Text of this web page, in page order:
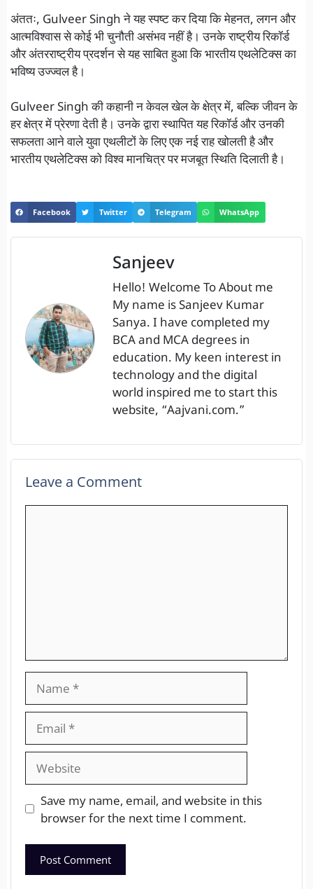
अंततः, Gulveer Singh ने यह स्पष्ट कर दिया कि मेहनत, लगन और
आत्मविश्वास से कोई भी चुनौती असंभव नहीं है। उनके राष्ट्रीय रिकॉर्ड
और अंतरराष्ट्रीय प्रदर्शन से यह साबित हुआ कि भारतीय एथलेटिक्स का
भविष्य उज्ज्वल है।
Gulveer Singh की कहानी न केवल खेल के क्षेत्र में, बल्कि जीवन के
हर क्षेत्र में प्रेरणा देती है। उनके द्वारा स्थापित यह रिकॉर्ड और उनकी
सफलता आने वाले युवा एथलीटों के लिए एक नई राह खोलती है और
भारतीय एथलेटिक्स को विश्व मानचित्र पर मजबूत स्थिति दिलाती है।
Facebook Twitter Telegram WhatsApp
Sanjeev
Hello! Welcome To About me
My name is Sanjeev Kumar
Sanya. I have completed my
BCA and MCA degrees in
education. My keen interest in
technology and the digital
world inspired me to start this
website, “Aajvani.com.”
Leave a Comment
Save my name, email, and website in this
browser for the next time I comment.